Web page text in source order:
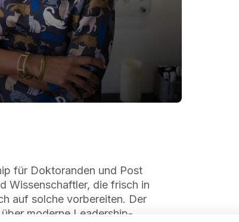
für Doktoranden und Post
Wissenschaftler, die frisch in
auf solche vorbereiten. Der
moderne Leadership-